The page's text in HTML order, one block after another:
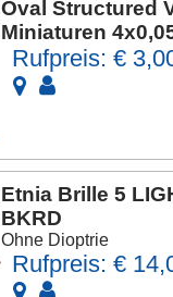
Oval Structured
Miniaturen
Rufpreis: €
Etnia Brille 5
BKRD
Ohne Dioptrie
Rufpreis: €